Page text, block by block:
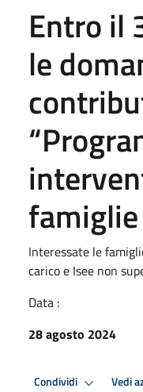
Entro il
le
Interessate le
carico e Isee non
Data :
28 agosto 2024
Condividi Vedi